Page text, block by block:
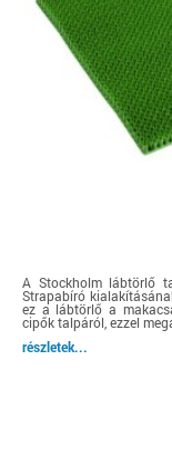
A Stockholm lábtörlő
Strapabíró
ez a lábtörlő a
cipők talpáról, ezzel
részletek...